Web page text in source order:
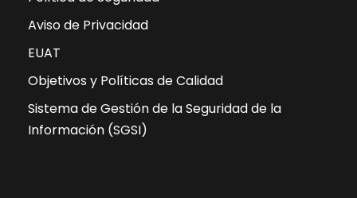
Aviso de Privacidad
EUAT
Objetivos y Políticas de Calidad
Sistema de Gestión de la Seguridad de la
Información (SGSI)